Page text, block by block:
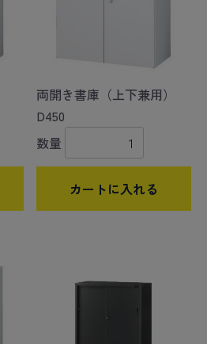
両開き書庫（上下兼用）
D450
数量
カートに入れる